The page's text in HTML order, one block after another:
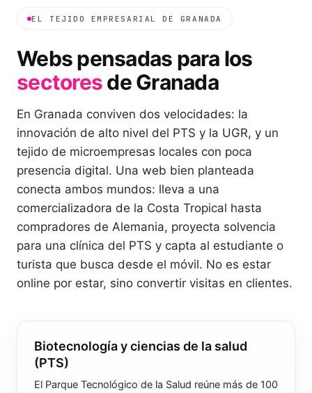
EL TEJIDO EMPRESARIAL DE GRANADA
Webs pensadas para los
sectoresdeGranada
En Granada conviven dos velocidades: la
innovación de alto nivel del PTS y la UGR, y un
tejido de microempresas locales con poca
presencia digital. Una web bien planteada
conecta ambos mundos: lleva a una
comercializadora de la Costa Tropical hasta
compradores de Alemania, proyecta solvencia
para una clínica del PTS y capta al estudiante o
turista que busca desde el móvil. No es estar
online por estar, sino convertir visitas en clientes.
Biotecnología y ciencias de la salud
(PTS)
El Parque Tecnológico de la Salud reúne más de 100